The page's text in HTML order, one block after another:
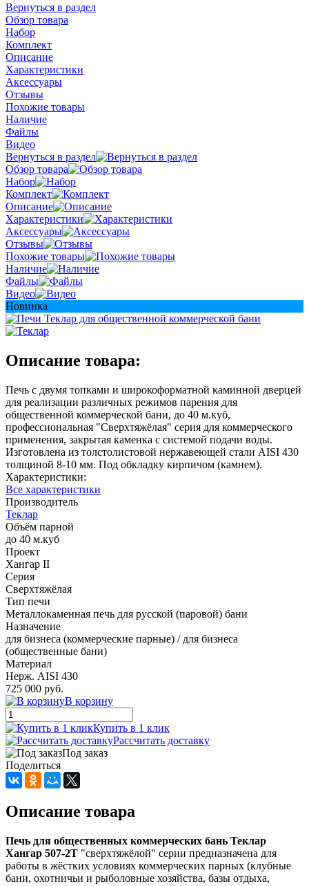
Вернуться в раздел
Обзор товара
Набор
Комплект
Описание
Характеристики
Аксессуары
Отзывы
Похожие товары
Наличие
Файлы
Видео
Вернуться в раздел
Обзор товара
Набор
Комплект
Описание
Характеристики
Аксессуары
Отзывы
Похожие товары
Наличие
Файлы
Видео
Новинка
Описание товара:
Печь с двумя топками и широкоформатной каминной дверцей
для реализации различных режимов парения для
общественной коммерческой бани, до 40 м.куб,
профессиональная "Сверхтяжёлая" серия для коммерческого
применения, закрытая каменка с системой подачи воды.
Изготовлена из толстолистовой нержавеющей стали AISI 430
толщиной 8-10 мм. Под обкладку кирпичом (камнем).
Характеристики:
Все характеристики
Производитель
Теклар
Объём парной
до 40 м.куб
Проект
Хангар II
Серия
Сверхтяжёлая
Тип печи
Металлокаменная печь для русской (паровой) бани
Назначение
для бизнеса (коммерческие парные) / для бизнеса
(общественные бани)
Материал
Нерж. AISI 430
725 000 руб.
В корзину
Купить в 1 клик
Рассчитать доставку
Под заказ
Поделиться
Описание товара
Печь для общественных коммерческих бань Теклар
Хангар 507-2Т "сверхтяжёлой" серии предназначена для
работы в жёстких условиях коммерческих парных (клубные
бани, охотничьи и рыболовные хозяйства, базы отдыха,